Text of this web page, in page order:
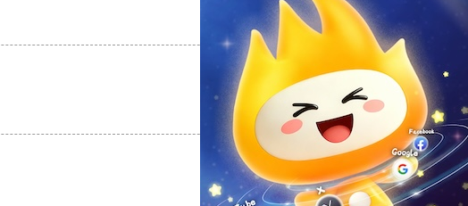
支持[0] 反对
支持[0] 反对[0]